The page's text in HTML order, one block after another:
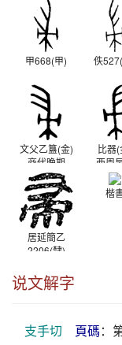
甲668(甲) 佚
文父乙簋(金)
商代晚期
比器(
西周
居延簡乙
2206(隸)
楷
说文解字
支手切 頁碼：